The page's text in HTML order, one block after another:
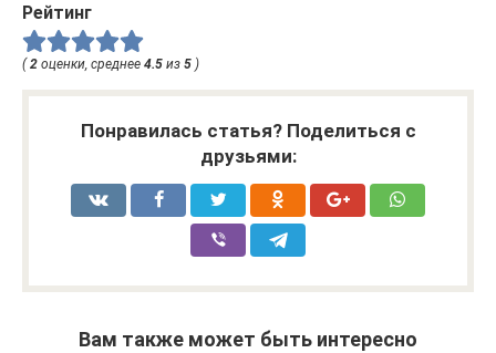
Рейтинг
( 2 оценки, среднее 4.5 из 5 )
Понравилась статья? Поделиться с
друзьями:
Вам также может быть интересно